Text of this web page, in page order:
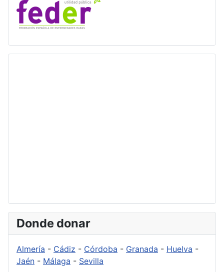
Donde donar
Almería - Cádiz - Córdoba - Granada - Huelva -
Jaén - Málaga - Sevilla